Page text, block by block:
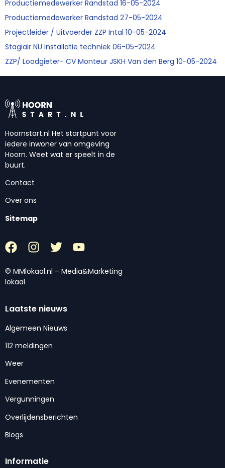
Productiemedewerker Randstad 16-05-2024
Productiemedewerker Randstad 27-05-2024
Projectleider / Uitvoerder ZZP Intal 10-05-2024
Stagiair NU installatie techniek 06-05-2024
ZZP/ Loodgieter- CV Monteur JSKH Van den Berg 10-05-2024
Hoornstart.nl Het startpunt voor
iedere inwoner van omgeving
Hoorn. Weet wat er speelt in de
buurt.
Contact
Over ons
Sitemap
© MMlokaal.nl – Media&Marketing
lokaal
Laatste nieuws
Algemeen Nieuws
112 meldingen
Weer
Evenementen
Vergunningen
Overlijdensberichten
Blogs
Informatie